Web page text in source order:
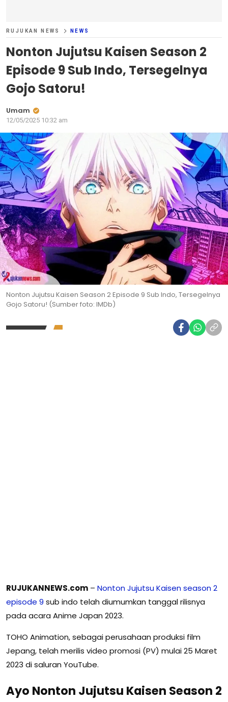
RUJUKAN NEWS NEWS
Nonton Jujutsu Kaisen Season 2
Episode 9 Sub Indo, Tersegelnya
Gojo Satoru!
Umam
12/05/2025 10:32 am
Nonton Jujutsu Kaisen Season 2 Episode 9 Sub Indo, Tersegelnya
Gojo Satoru! (Sumber foto: IMDb)
RUJUKANNEWS.com – Nonton Jujutsu Kaisen season 2
episode 9 sub indo telah diumumkan tanggal rilisnya
pada acara Anime Japan 2023.
TOHO Animation, sebagai perusahaan produksi film
Jepang, telah merilis video promosi (PV) mulai 25 Maret
2023 di saluran YouTube.
Ayo Nonton Jujutsu Kaisen Season 2